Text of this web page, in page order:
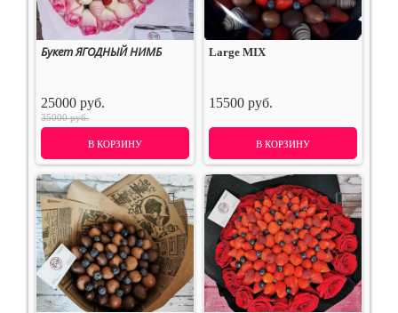
Букет ЯГОДНЫЙ НИМБ
25000 руб.
35000 руб.
В КОРЗИНУ
Large MIX
15500 руб.
В КОРЗИНУ